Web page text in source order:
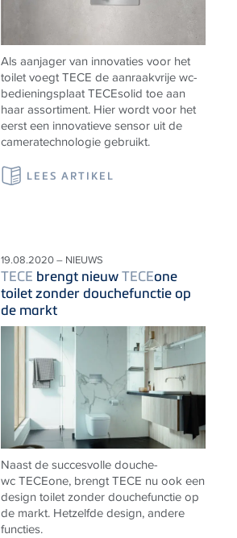
Als aanjager van innovaties voor het
toilet voegtTECE de aanraakvrije wc-
bedieningsplaatTECEsolid toe aan
haar assortiment. Hier wordt voor het
eerst een innovatieve sensor uit de
cameratechnologie gebruikt.
LEES ARTIKEL
19.08.2020 – NIEUWS
TECE brengt nieuwTECEone
toilet zonder douchefunctie op
de markt
Naast de succesvolle douche-
wc TECEone, brengt TECE nu ook een
design toilet zonder douchefunctie op
de markt. Hetzelfde design, andere
functies.